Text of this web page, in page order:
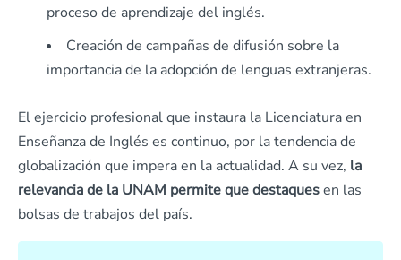
proceso de aprendizaje del inglés.
Creación de campañas de difusión sobre la
importancia de la adopción de lenguas extranjeras.
El ejercicio profesional que instaura la Licenciatura en
Enseñanza de Inglés es continuo, por la tendencia de
globalización que impera en la actualidad. A su vez, la
relevancia de la UNAM permite que destaquesen las
bolsas de trabajos del país.